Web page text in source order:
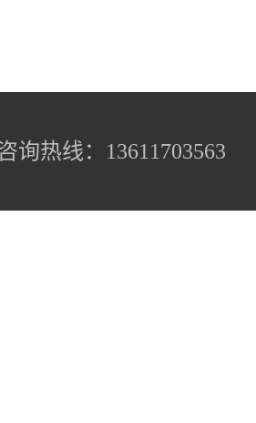
询热线：13611703563